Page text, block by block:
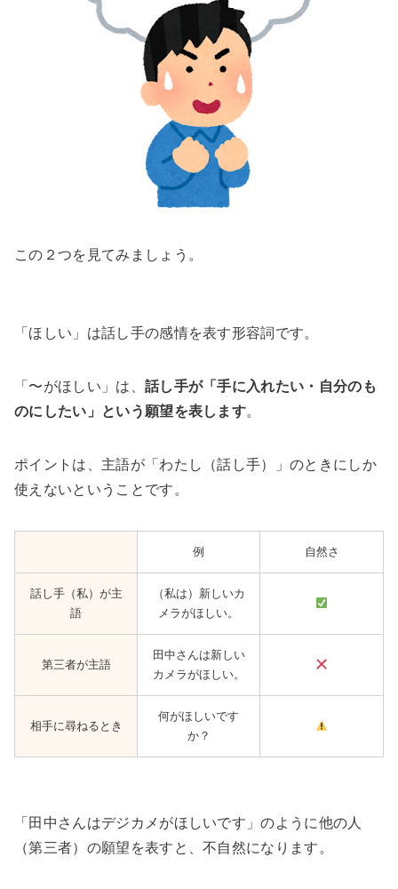
この２つを見てみましょう。
「ほしい」は話し手の感情を表す形容詞です。
「〜がほしい」は、 話し手が「手に入れたい・自分のも
のにしたい」という願望を表します。
ポイントは、主語が「わたし（話し手）」のときにしか
使えないということです。
例 自然さ
話し手（私）が主
語
（私は）新しいカ
メラがほしい。
第三者が主語
田中さんは新しい
カメラがほしい。
相手に尋ねるとき
何がほしいです
か？
「田中さんはデジカメがほしいです」のように他の人
（第三者）の願望を表すと、不自然になります。